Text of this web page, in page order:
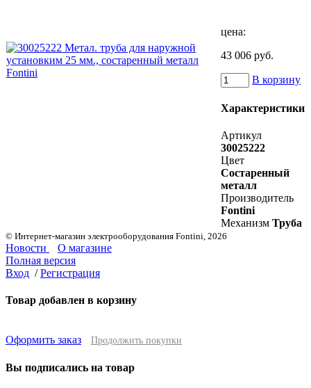
цена:
43 006 руб.
В корзину
Характеристики
Артикул
30025222
Цвет
Состаренный
металл
Производитель
Fontini
Механизм Труба
© Интернет-магазин электрооборудования Fontini, 2026
Новости
О магазине
Полная версия
Вход / Регистрация
Товар добавлен в корзину
Оформить заказ Продолжить покупки
Вы подписались на товар